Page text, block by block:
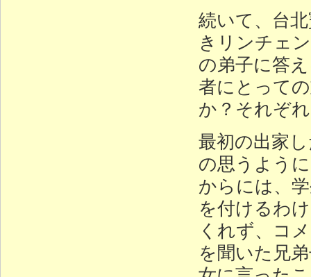
続いて、台
きリンチェ
の弟子に答
者にとって
か？それぞ
最初の出家
の思うよう
からには、
を付けるわ
くれず、コ
を聞いた兄